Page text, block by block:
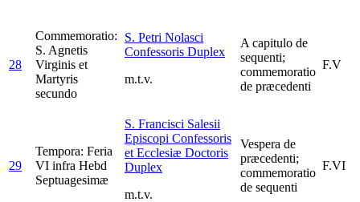
28
Commemoratio:
S. Agnetis
Virginis et
Martyris
secundo
S. Petri Nolasci
Confessoris Duplex
m.t.v.
A capitulo de
sequenti;
commemoratio
de præcedenti
F.V
29
Tempora: Feria
VI infra Hebd
Septuagesimæ
S. Francisci Salesii
Episcopi Confessoris
et Ecclesiæ Doctoris
Duplex
m.t.v.
Vespera de
præcedenti;
commemoratio
de sequenti
F.VI